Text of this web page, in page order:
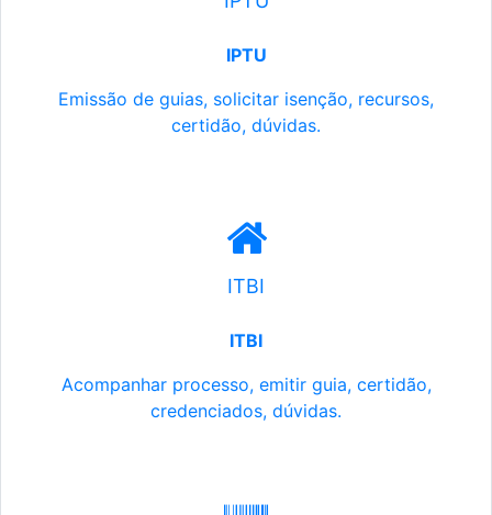
IPTU
Emissão de guias, solicitar isenção, recursos,
certidão, dúvidas.
ITBI
ITBI
Acompanhar processo, emitir guia, certidão,
credenciados, dúvidas.